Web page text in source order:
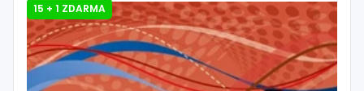
15 + 1 ZDARMA